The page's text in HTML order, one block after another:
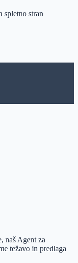
spletno stran
naš Agent za
težavo in predlaga